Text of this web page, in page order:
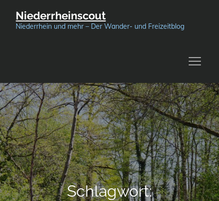
Niederrheinscout
Niederrhein und mehr – Der Wander- und Freizeitblog
Schlagwort: